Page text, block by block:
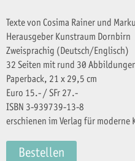
Texte von Cosima Rainer und
Herausgeber Kunstraum Dornbirn
Zweisprachig (Deutsch/Englisch)
32 Seiten mit rund 30
Paperback, 21 x 29,5 cm
Euro 15.- / SFr 27.-
ISBN 3-939739-13-8
erschienen im Verlag für moderne
Bestellen